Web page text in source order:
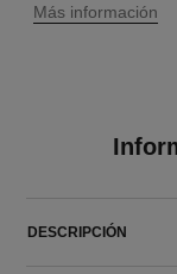
↩
Más información
DESCRIPCIÓN